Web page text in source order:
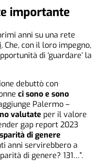
importante
anni su una rete
. Che, con il loro impegno,
di ‘guardare’ la
debuttò con
ci sono e sono
Palermo –
valutate per il valore
gap report 2023
di genere
anni servirebbero a
di genere? 131…”.